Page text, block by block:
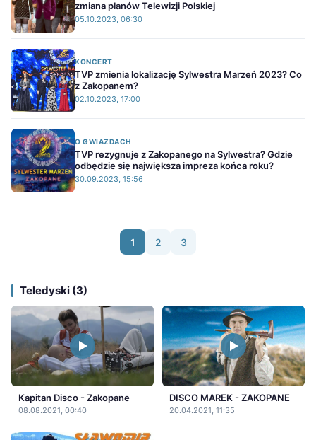
zmiana planów Telewizji Polskiej
05.10.2023, 06:30
KONCERT
TVP zmienia lokalizację Sylwestra Marzeń 2023? Co
z Zakopanem?
02.10.2023, 17:00
O GWIAZDACH
TVP rezygnuje z Zakopanego na Sylwestra? Gdzie
odbędzie się największa impreza końca roku?
30.09.2023, 15:56
1 2 3
Teledyski (3)
Kapitan Disco - Zakopane
08.08.2021, 00:40
DISCO MAREK - ZAKOPANE
20.04.2021, 11:35